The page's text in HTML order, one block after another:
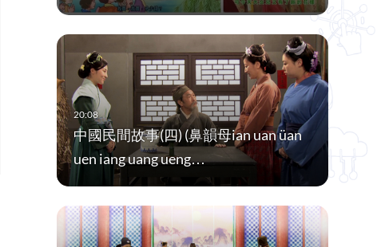
中國民間故事(四) (鼻韻母ian uan üan
uen iang uang ueng…